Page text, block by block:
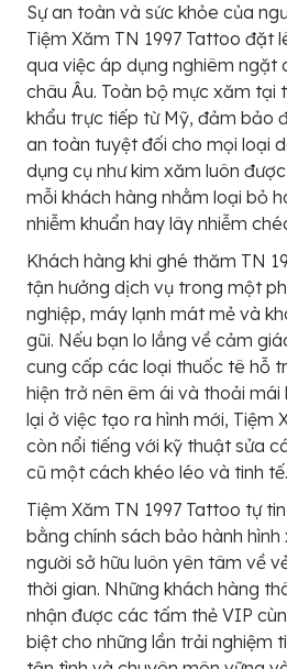
Sự an toàn và sức khỏe của
Tiệm Xăm TN 1997 Tattoo đặt
qua việc áp dụng nghiêm ngặt
châu Âu. Toàn bộ mực xăm tại
khẩu trực tiếp từ Mỹ, đảm bảo
an toàn tuyệt đối cho mọi loại
dụng cụ như kim xăm luôn
mỗi khách hàng nhằm loại bỏ
nhiễm khuẩn hay lây nhiễm
Khách hàng khi ghé thăm TN
tận hưởng dịch vụ trong một
nghiệp, máy lạnh mát mẻ và
gũi. Nếu bạn lo lắng về cảm
cung cấp các loại thuốc tê hỗ
hiện trở nên êm ái và thoải mái
lại ở việc tạo ra hình mới, Tiệm
còn nổi tiếng với kỹ thuật sửa
cũ một cách khéo léo và tinh tế.
Tiệm Xăm TN 1997 Tattoo tự
bằng chính sách bảo hành
người sở hữu luôn yên tâm về
thời gian. Những khách hàng
nhận được các tấm thẻ VIP
biệt cho những lần trải nghiệm